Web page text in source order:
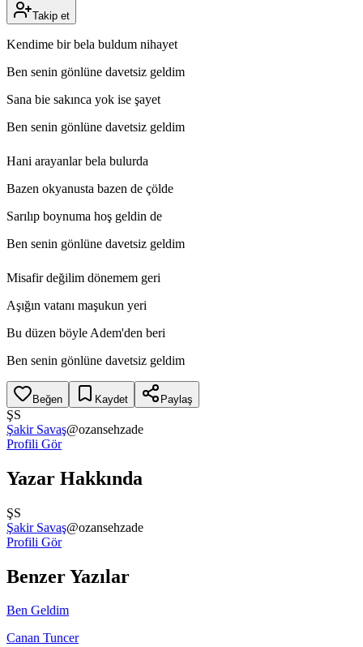
Takip et
Kendime bir bela buldum nihayet
Ben senin gönlüne davetsiz geldim
Sana bie sakınca yok ise şayet
Ben senin gönlüne davetsiz geldim
Hani arayanlar bela bulurda
Bazen okyanusta bazen de çölde
Sarılıp boynuma hoş geldin de
Ben senin gönlüne davetsiz geldim
Misafir değilim dönemem geri
Aşığın vatanı maşukun yeri
Bu düzen böyle Adem'den beri
Ben senin gönlüne davetsiz geldim
Beğen Kaydet Paylaş
ŞS
Şakir Savaş@ozansehzade
Profili Gör
Yazar Hakkında
ŞS
Şakir Savaş@ozansehzade
Profili Gör
Benzer Yazılar
Ben Geldim
Canan Tuncer